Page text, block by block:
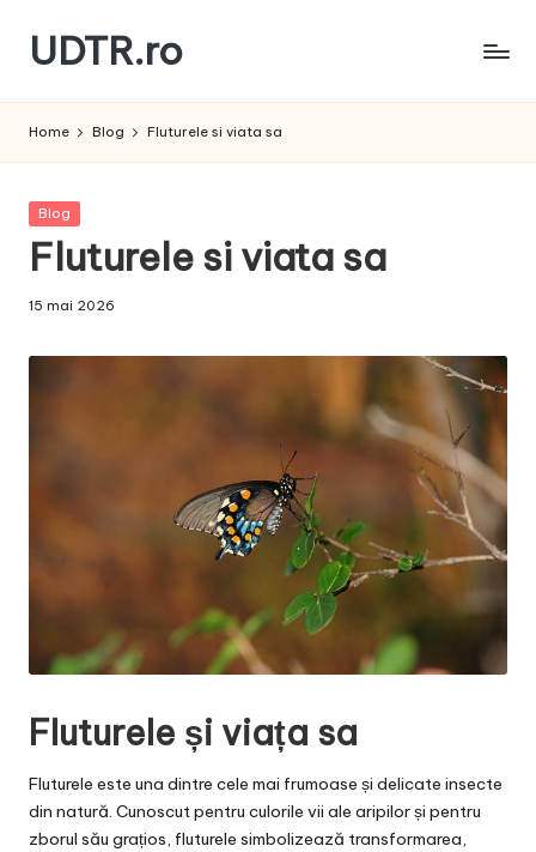
Skip
content
UDTR.ro
te
Home Blog Fluturele si viata sa
Posted
Blog
Fluturele si viata sa
15 mai 2026
Fluturele și viața sa
Fluturele este una dintre cele mai frumoase și delicate insecte
din natură. Cunoscut pentru culorile vii ale aripilor și pentru
zborul său grațios, fluturele simbolizează transformarea,